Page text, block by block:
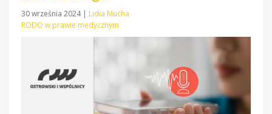
30 września 2024
Lidia Mucha
RODO w prawie medycznym